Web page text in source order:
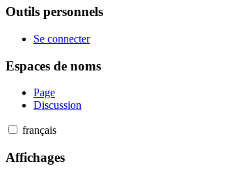
Outils personnels
Se connecter
Espaces de noms
Page
Discussion
français
Affichages